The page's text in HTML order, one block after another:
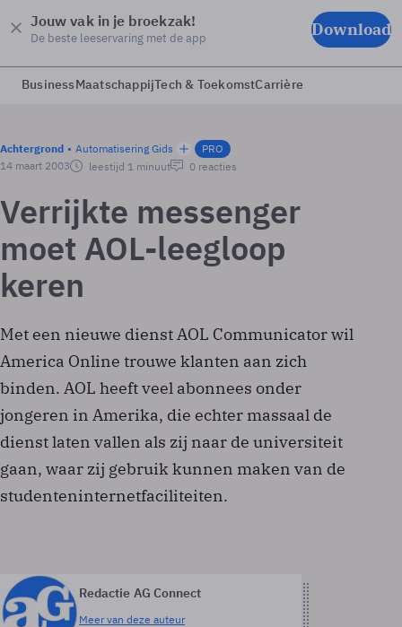
Jouw vak in je broekzak!
De beste leeservaring met de app Download
BusinessMaatschappijTech & ToekomstCarrière
Achtergrond Automatisering Gids
PRO
14 maart 2003
leestijd 1 minuut 0 reacties
Verrijkte messenger
moet AOL-leegloop
keren
Met een nieuwe dienst AOL Communicator wil
America Online trouwe klanten aan zich
binden. AOL heeft veel abonnees onder
jongeren in Amerika, die echter massaal de
dienst laten vallen als zij naar de universiteit
gaan, waar zij gebruik kunnen maken van de
studenteninternetfaciliteiten.
Redactie AG Connect
Meer van deze auteur